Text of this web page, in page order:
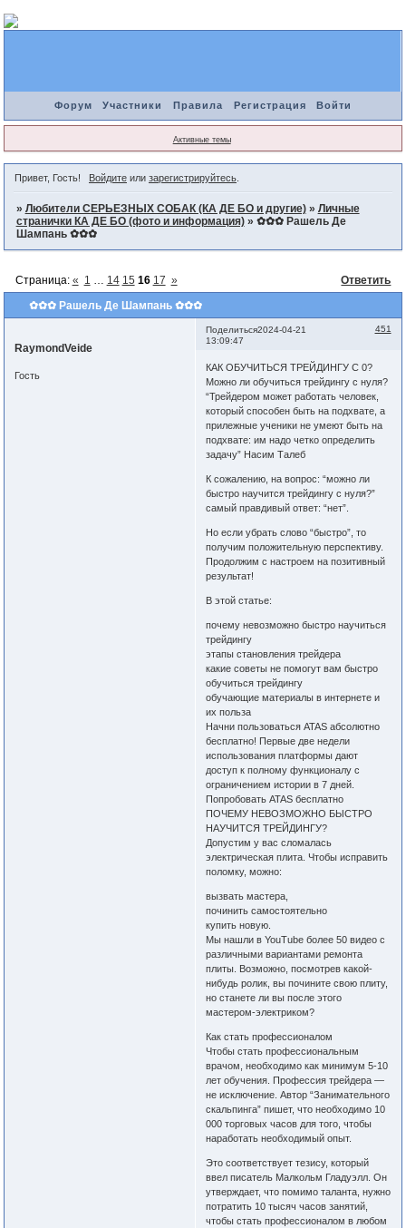
Форум Участники Правила Регистрация Войти
Активные темы
Привет, Гость! Войдитеили зарегистрируйтесь.
» Любители СЕРЬЕЗНЫХ СОБАК (КА ДЕ БО и другие) » Личные
странички КА ДЕ БО (фото и информация) » ✿✿✿ Рашель Де
Шампань ✿✿✿
✿✿✿ Рашель Де Шампань ✿✿✿
Страница: « 1 14 15 16 17 » Ответить
Поделиться 451
2024-04-21
13:09:47
RaymondVeide
Гость
КАК ОБУЧИТЬСЯ ТРЕЙДИНГУ С 0?
Можно ли обучиться трейдингу с нуля?
“Трейдером может работать человек,
который способен быть на подхвате, а
прилежные ученики не умеют быть на
подхвате: им надо четко определить
задачу” Насим Талеб
К сожалению, на вопрос: “можно ли
быстро научится трейдингу с нуля?”
самый правдивый ответ: “нет”.
Но если убрать слово “быстро”, то
получим положительную перспективу.
Продолжим с настроем на позитивный
результат!
В этой статье:
почему невозможно быстро научиться
трейдингу
этапы становления трейдера
какие советы не помогут вам быстро
обучиться трейдингу
обучающие материалы в интернете и
их польза
Начни пользоваться ATAS абсолютно
бесплатно! Первые две недели
использования платформы дают
доступ к полному функционалу с
ограничением истории в 7 дней.
Попробовать ATAS бесплатно
ПОЧЕМУ НЕВОЗМОЖНО БЫСТРО
НАУЧИТСЯ ТРЕЙДИНГУ?
Допустим у вас сломалась
электрическая плита. Чтобы исправить
поломку, можно:
вызвать мастера,
починить самостоятельно
купить новую.
Мы нашли в YouTube более 50 видео с
различными вариантами ремонта
плиты. Возможно, посмотрев какой-
нибудь ролик, вы почините свою плиту,
но станете ли вы после этого
мастером-электриком?
Как стать профессионалом
Чтобы стать профессиональным
врачом, необходимо как минимум 5-10
лет обучения. Профессия трейдера —
не исключение. Автор “Занимательного
скальпинга” пишет, что необходимо 10
000 торговых часов для того, чтобы
наработать необходимый опыт.
Это соответствует тезису, который
ввел писатель Малкольм Гладуэлл. Он
утверждает, что помимо таланта, нужно
потратить 10 тысяч часов занятий,
чтобы стать профессионалом в любом